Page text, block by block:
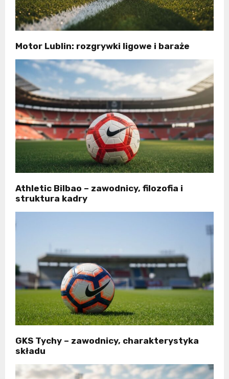
Motor Lublin: rozgrywki ligowe i baraże
Athletic Bilbao – zawodnicy, filozofia i
struktura kadry
GKS Tychy – zawodnicy, charakterystyka
składu